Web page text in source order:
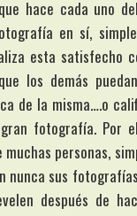
hace cada uno
en sí,
esta satisfecho
los demás
de la misma….o
fotografía. Por
personas,
nunca sus
después de